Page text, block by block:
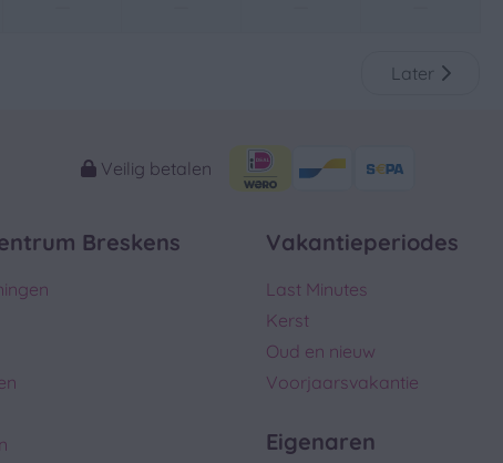
Later
Veilig betalen
Breskens Vakantieperiodes
Last Minutes
Kerst
Oud en nieuw
Voorjaarsvakantie
Eigenaren